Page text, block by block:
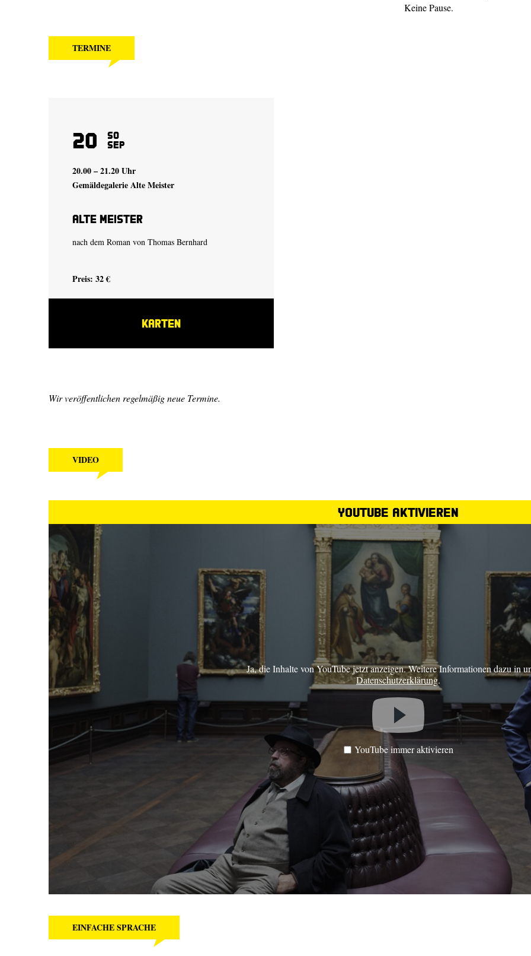
Keine Pause.
TERMINE
20 So
Sep
20.00 – 21.20 Uhr
Gemäldegalerie Alte Meister
Alte Meister
nach dem Roman von Thomas Bernhard
Preis: 32 €
KARTEN
Wir veröffentlichen regelmäßig neue Termine.
VIDEO
YouTube aktivieren
Ja, die Inhalte von YouTube jetzt anzeigen. Weitere Informationen dazu in
Datenschutzerklärung.
YouTube immer aktivieren
EINFACHE SPRACHE